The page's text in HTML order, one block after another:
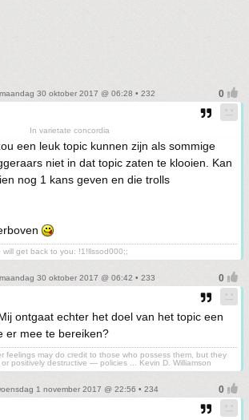
30 oktober 2017 @ 06:28 • 232
In varietate concordia
een leuk topic kunnen zijn als sommige
niet in dat topic zaten te klooien. Kan
nog 1 kans geven en die trolls
get back to you: !1!llssod000;;
30 oktober 2017 @ 06:42 • 233
ontgaat echter het doel van het topic een
er mee te bereiken?
feelings may do credit to those who possess them, but they
positively destructive — policies ... Kevin D. Williamson
1 november 2017 @ 22:56 • 234